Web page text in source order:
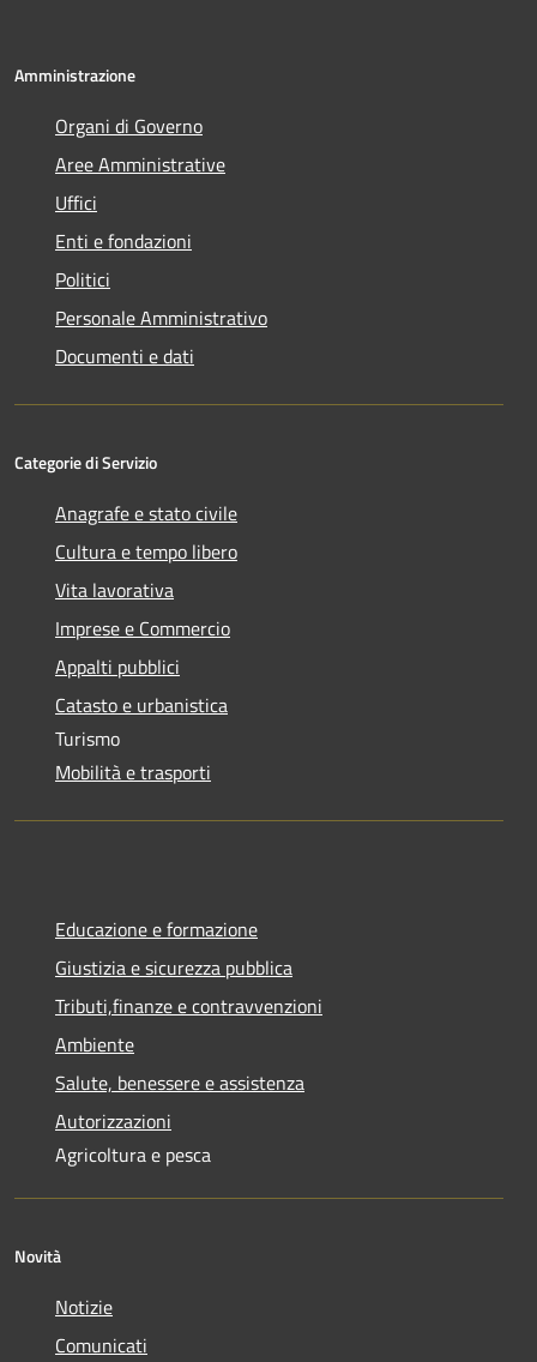
Amministrazione
Organi di Governo
Aree Amministrative
Uffici
Enti e fondazioni
Politici
Personale Amministrativo
Documenti e dati
Categorie di Servizio
Anagrafe e stato civile
Cultura e tempo libero
Vita lavorativa
Imprese e Commercio
Appalti pubblici
Catasto e urbanistica
Turismo
Mobilità e trasporti
Educazione e formazione
Giustizia e sicurezza pubblica
Tributi,finanze e contravvenzioni
Ambiente
Salute, benessere e assistenza
Autorizzazioni
Agricoltura e pesca
Novità
Notizie
Comunicati